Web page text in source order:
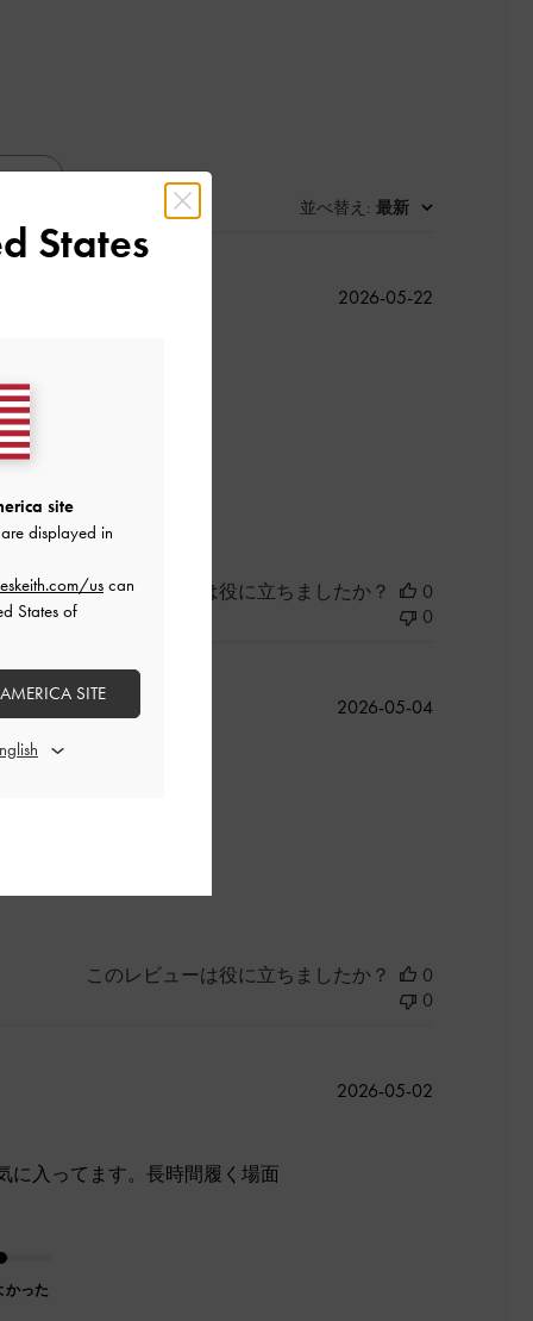
並べ替え : 最新
かった
公
2026-05-22
このレビューは役に立ちましたか？
0
0
公
2026-05-04
このレビューは役に立ちましたか？
0
0
に入ってます。長時間履く場面
かった
公
2026-05-02
States
site
displayed in
uscan
States of
SITE